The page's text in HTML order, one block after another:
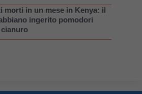
morti in un mese in Kenya: il
ingerito pomodori